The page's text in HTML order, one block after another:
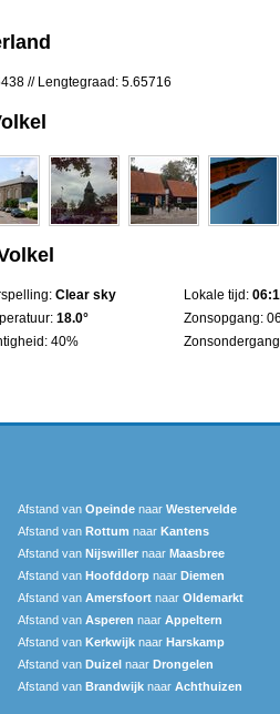
// Lengtegraad: 5.65716
Clear sky
18.0°
40%
Lokale tijd:
Zonsopgang:
Afstand van Opeinde naar Westervelde
Afstand van Rottum naar Kantens
Afstand van Nijswiller naar Maasbree
Afstand van Hoofddorp naar Diemen
Afstand van Amersfoort naar Oldemarkt
Afstand van Asperen naar Appeltern
Afstand van Kerkwijk naar Harskamp
Afstand van Duizel naar Drongelen
Afstand van Brandwijk naar Achthuizen